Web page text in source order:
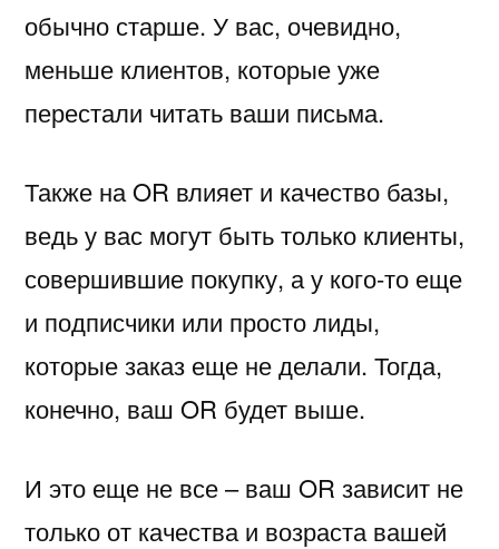
обычно старше. У вас, очевидно,
меньше клиентов, которые уже
перестали читать ваши письма.
Также на OR влияет и качество базы,
ведь у вас могут быть только клиенты,
совершившие покупку, а у кого-то еще
и подписчики или просто лиды,
которые заказ еще не делали. Тогда,
конечно, ваш OR будет выше.
И это еще не все – ваш OR зависит не
только от качества и возраста вашей